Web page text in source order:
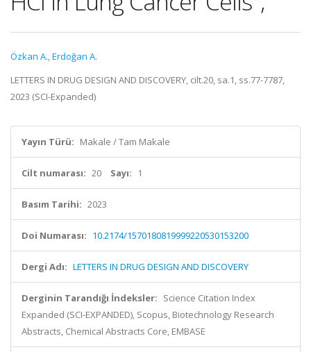
Özkan A.,Erdoğan A.
LETTERS IN DRUG DESIGN AND DISCOVERY, cilt.20, sa.1, ss.77-7787,
2023 (SCI-Expanded)
Yayın Türü: Makale / Tam Makale
Cilt numarası: 20 Sayı: 1
Basım Tarihi: 2023
Doi Numarası: 10.2174/1570180819999220530153200
Dergi Adı: LETTERS IN DRUG DESIGN AND DISCOVERY
Derginin Tarandığı İndeksler: Science Citation Index
Expanded (SCI-EXPANDED), Scopus, Biotechnology Research
Abstracts, Chemical Abstracts Core, EMBASE